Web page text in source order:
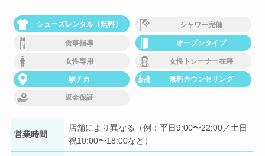
シューズレンタル（無料） シャワー完備
食事指導 オープンタイプ
女性専用 女性トレーナー在籍
駅チカ 無料カウンセリング
返金保証
営業時間
店舗により異なる（例：平日9:00〜22:00／土日
祝10:00〜18:00など）